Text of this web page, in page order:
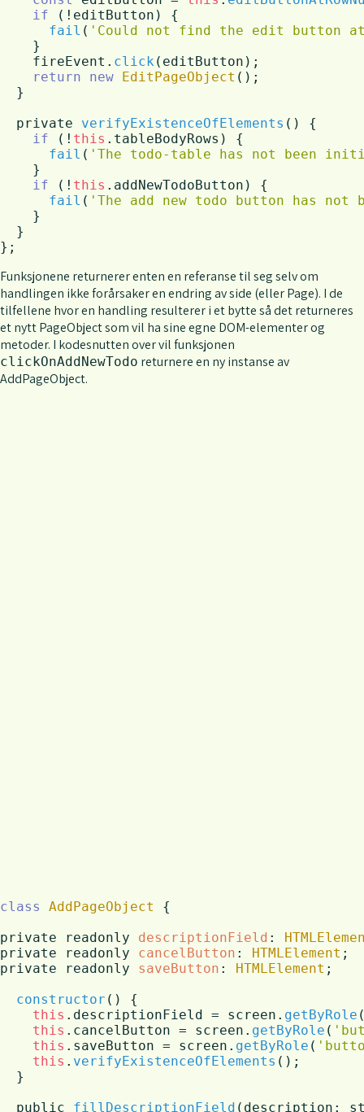
if (!editButton) {
fail ( 'Could not find the edit button
    }
    fireEvent.
click (editButton);
return
new EditPageObject ();
  }
  private
verifyExistenceOfElements ( ) {
if (! this . tableBodyRows ) {
fail ( 'The todo-table has not been
    }
if (! this . addNewTodoButton ) {
fail ( 'The add new todo button has
    }
  }
};
Funksjonene returnerer enten en referanse til seg selv om
handlingen ikke forårsaker en endring av side (eller Page). I de
tilfellene hvor en handling resulterer i et bytte så det returneres
et nytt PageObject som vil ha sine egne DOM-elementer og
metoder. I kodesnutten over vil funksjonen
clickOnAddNewTodo returnere en ny instanse av
AddPageObject.
class AddPageObject
{
private readonly descriptionField :
private readonly cancelButton : HTMLElement ;
private readonly saveButton : HTMLElement ;
constructor ( ) {
this . descriptionField = screen. getByRole
this . cancelButton = screen. getByRole (
this . saveButton = screen. getByRole (
this . verifyExistenceOfElements ();
  }
  public
fillDescriptionField ( description: